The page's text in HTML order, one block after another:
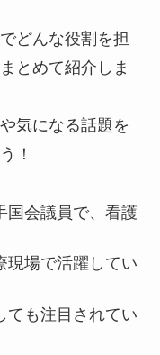
どんな役割を担
とめて紹介しま
気になる話題を
！
国会議員で、看護
現場で活躍してい
ても注目されてい